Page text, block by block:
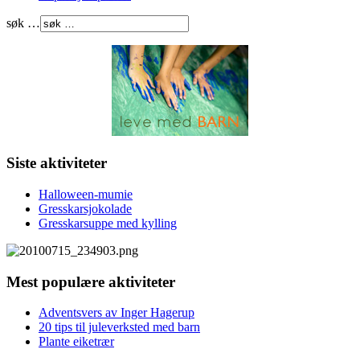
søk …
Siste aktiviteter
Halloween-mumie
Gresskarsjokolade
Gresskarsuppe med kylling
Mest populære aktiviteter
Adventsvers av Inger Hagerup
20 tips til juleverksted med barn
Plante eiketrær